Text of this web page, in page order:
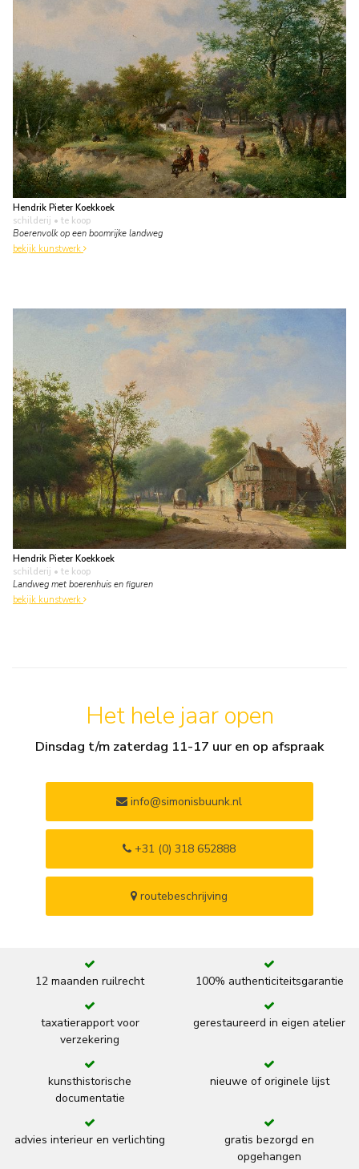
Hendrik Pieter Koekkoek
schilderij • te koop
Boerenvolk op een boomrijke landweg
bekijk kunstwerk
Hendrik Pieter Koekkoek
schilderij • te koop
Landweg met boerenhuis en figuren
bekijk kunstwerk
Het hele jaar open
Dinsdag t/m zaterdag 11-17 uur en op afspraak
info@simonisbuunk.nl
+31 (0) 318 652888
routebeschrijving
12 maanden ruilrecht 100% authenticiteitsgarantie
taxatierapport voor
verzekering
gerestaureerd in eigen atelier
kunsthistorische
documentatie
nieuwe of originele lijst
advies interieur en verlichting
gratis bezorgd en
opgehangen